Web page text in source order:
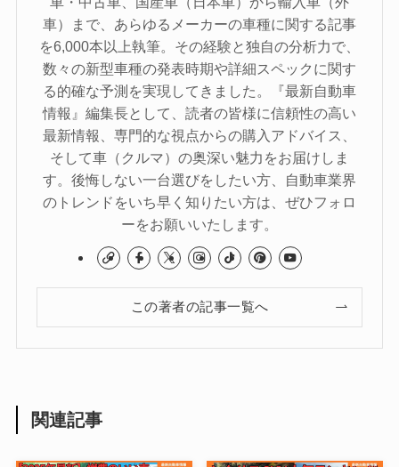
車）まで、あらゆるメーカーの車種に関する記事
を6,000本以上執筆。その経験と独自の分析力で、
数々の新型車種の発表時期や詳細スペックに関す
る的確な予測を実現してきました。『最新自動車
情報』編集長として、読者の皆様に信頼性の高い
最新情報、専門的な視点からの購入アドバイス、
そして車（クルマ）の奥深い魅力をお届けしま
す。後悔しない一台選びをしたい方、自動車業界
のトレンドをいち早く知りたい方は、ぜひフォロ
ーをお願いいたします。
この著者の記事一覧へ
関連記事